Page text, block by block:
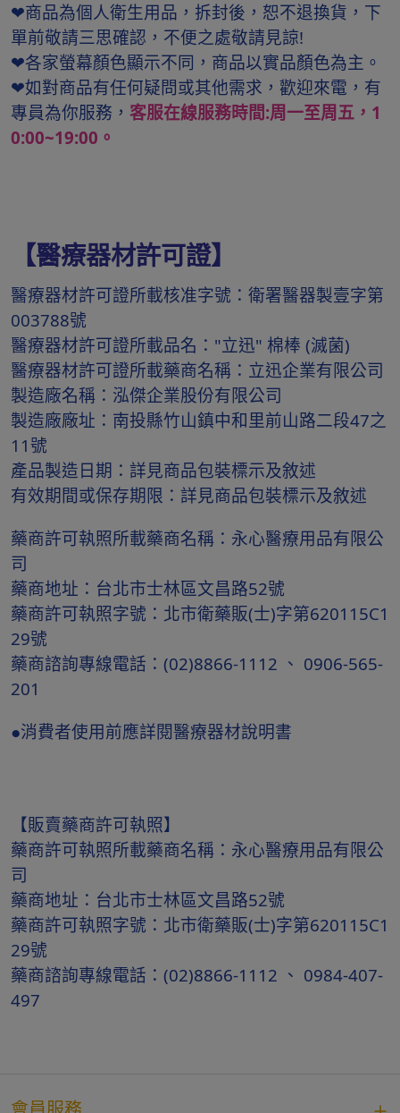
❤商品為個人衛生用品，拆封後，恕不退換貨，下
單前敬請三思確認，不便之處敬請見諒!
❤各家螢幕顏色顯示不同，商品以實品顏色為主。
❤如對商品有任何疑問或其他需求，歡迎來電，有
專員為你服務， 客服在線服務時間:周一至周五，1
0:00~19:00。
【醫療器材許可證】
醫療器材許可證所載核准字號：衛署醫器製壹字第
003788號
醫療器材許可證所載品名："立迅" 棉棒 (滅菌)
醫療器材許可證所載藥商名稱：立迅企業有限公司
製造廠名稱：泓傑企業股份有限公司
製造廠廠址：南投縣竹山鎮中和里前山路二段47之
11號
產品製造日期：詳見商品包裝標示及敘述
有效期間或保存期限：詳見商品包裝標示及敘述
藥商許可執照所載藥商名稱：永心醫療用品有限公
司
藥商地址：台北市士林區文昌路52號
藥商許可執照字號：北市衛藥販(士)字第620115C1
29號
藥商諮詢專線電話：(02)8866-1112 、 0906-565-
201
●消費者使用前應詳閱醫療器材說明書
【販賣藥商許可執照】
藥商許可執照所載藥商名稱：永心醫療用品有限公
司
藥商地址：台北市士林區文昌路52號
藥商許可執照字號：北市衛藥販(士)字第620115C1
29號
藥商諮詢專線電話：(02)8866-1112 、 0984-407-
497